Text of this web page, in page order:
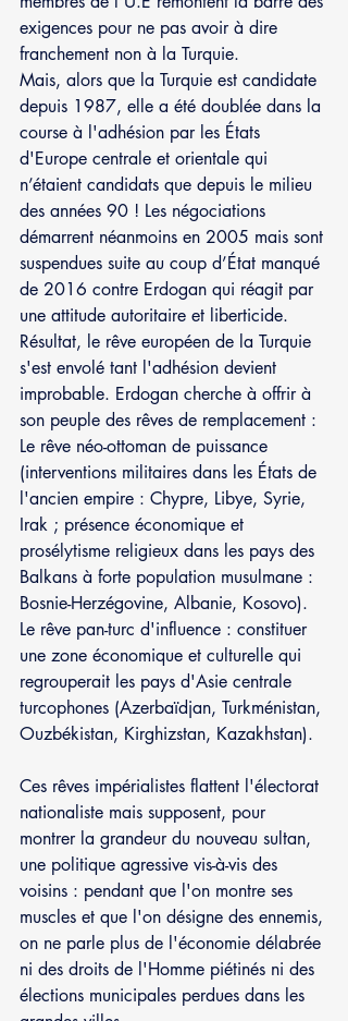
exigences pour ne pas avoir à dire
franchement non à la Turquie.
Mais, alors que la Turquie est candidate
depuis 1987, elle a été doublée dans la
course à l'adhésion par les États
d'Europe centrale et orientale qui
n’étaient candidats que depuis le milieu
des années 90 ! Les négociations
démarrent néanmoins en 2005 mais sont
suspendues suite au coup d’État manqué
de 2016 contre Erdogan qui réagit par
une attitude autoritaire et liberticide.
Résultat, le rêve européen de la Turquie
s'est envolé tant l'adhésion devient
improbable. Erdogan cherche à offrir à
son peuple des rêves de remplacement :
Le rêve néo-ottoman de puissance
(interventions militaires dans les États de
l'ancien empire : Chypre, Libye, Syrie,
Irak ; présence économique et
prosélytisme religieux dans les pays des
Balkans à forte population musulmane :
Bosnie-Herzégovine, Albanie, Kosovo).
Le rêve pan-turc d'influence : constituer
une zone économique et culturelle qui
regrouperait les pays d'Asie centrale
turcophones (Azerbaïdjan, Turkménistan,
Ouzbékistan, Kirghizstan, Kazakhstan).
Ces rêves impérialistes flattent l'électorat
nationaliste mais supposent, pour
montrer la grandeur du nouveau sultan,
une politique agressive vis-à-vis des
voisins : pendant que l'on montre ses
muscles et que l'on désigne des ennemis,
on ne parle plus de l'économie délabrée
ni des droits de l'Homme piétinés ni des
élections municipales perdues dans les